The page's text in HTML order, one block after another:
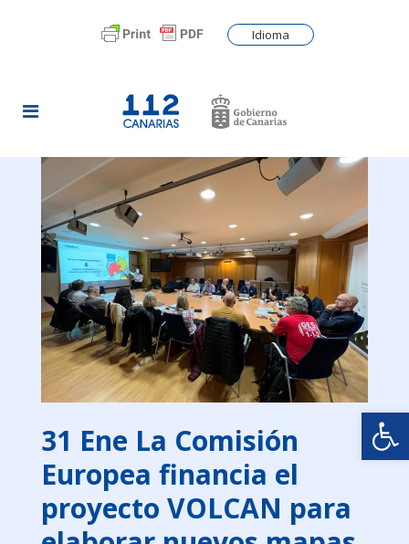
Idioma
31 Ene La Comisión
Europea financia el
proyecto VOLCAN para